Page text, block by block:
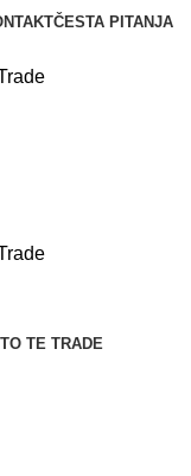
ČESTA PITANJA
TE TRADE